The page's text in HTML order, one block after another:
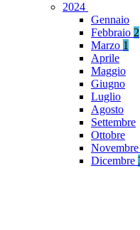
2024
Gennaio
Febbraio 2
Marzo 1
Aprile
Maggio
Giugno
Luglio
Agosto
Settembre
Ottobre
Novembre
Dicembre